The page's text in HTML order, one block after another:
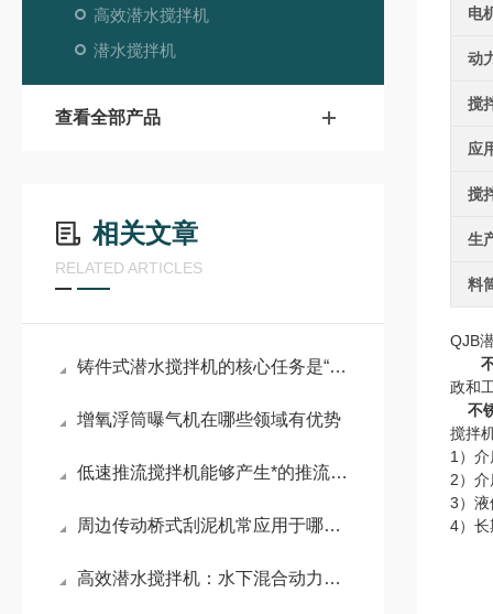
高效潜水搅拌机
潜水搅拌机
查看全部产品
相关文章
RELATED ARTICLES
铸件式潜水搅拌机的核心任务是“搅动水流”
增氧浮筒曝气机在哪些领域有优势
低速推流搅拌机能够产生*的推流效应
周边传动桥式刮泥机常应用于哪些场景？
高效潜水搅拌机：水下混合动力的工作原理与实际应用
电
动
搅
应
搅
生
料
QJB
政和
不
搅拌
1）
2）
3）
4）长